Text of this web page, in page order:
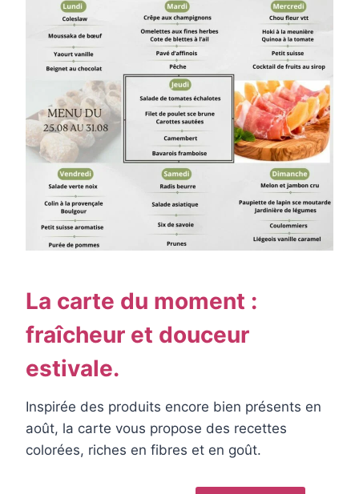
La carte du moment :
fraîcheur et douceur
estivale.
Inspirée des produits encore bien présents en
août, la carte vous propose des recettes
colorées, riches en fibres et en goût.